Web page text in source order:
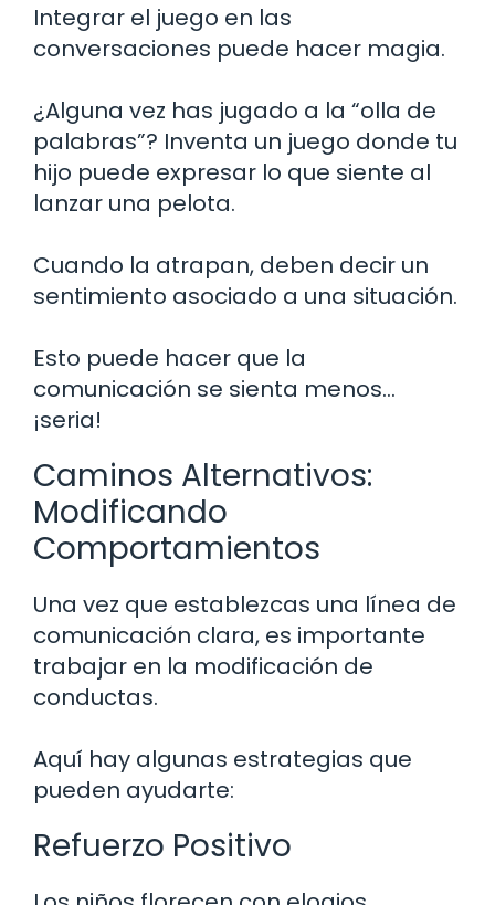
Integrar el juego en las
conversaciones puede hacer magia.
¿Alguna vez has jugado a la “olla de
palabras”? Inventa un juego donde tu
hijo puede expresar lo que siente al
lanzar una pelota.
Cuando la atrapan, deben decir un
sentimiento asociado a una situación.
Esto puede hacer que la
comunicación se sienta menos…
¡seria!
Caminos Alternativos:
Modificando
Comportamientos
Una vez que establezcas una línea de
comunicación clara, es importante
trabajar en la modificación de
conductas.
Aquí hay algunas estrategias que
pueden ayudarte:
Refuerzo Positivo